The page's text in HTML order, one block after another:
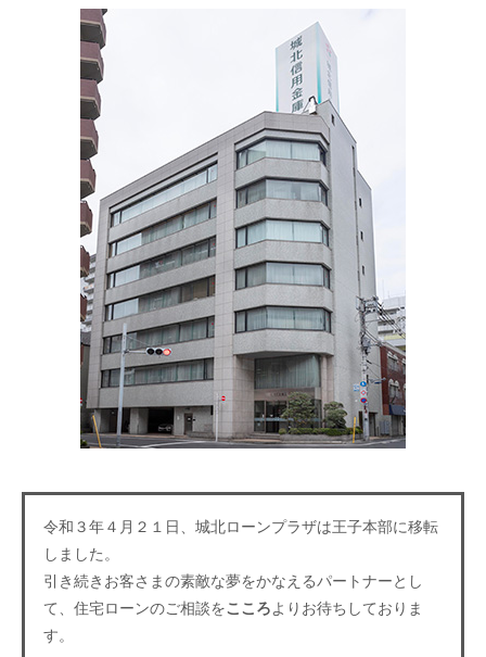
令和３年４月２１日、城北ローンプラザは王子本部に移転
しました。
引き続きお客さまの素敵な夢をかなえるパートナーとし
て、住宅ローンのご相談をこころよりお待ちしておりま
す。